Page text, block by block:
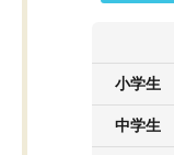
小学生
中学生